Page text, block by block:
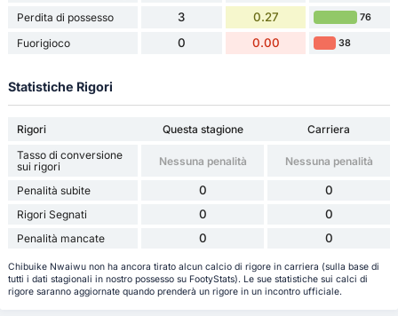
Perdita di possesso 3 0.27 76
Fuorigioco 0 0.00 38
Statistiche Rigori
Rigori Questa stagione
Carriera
Tasso di conversione
sui rigori
Nessuna penalità Nessuna penalità
Penalità subite 0 0
Rigori Segnati 0 0
Penalità mancate 0 0
Chibuike Nwaiwu non ha ancora tirato alcun calcio di rigore in carriera (sulla base di
tutti i dati stagionali in nostro possesso su FootyStats). Le sue statistiche sui calci di
rigore saranno aggiornate quando prenderà un rigore in un incontro ufficiale.